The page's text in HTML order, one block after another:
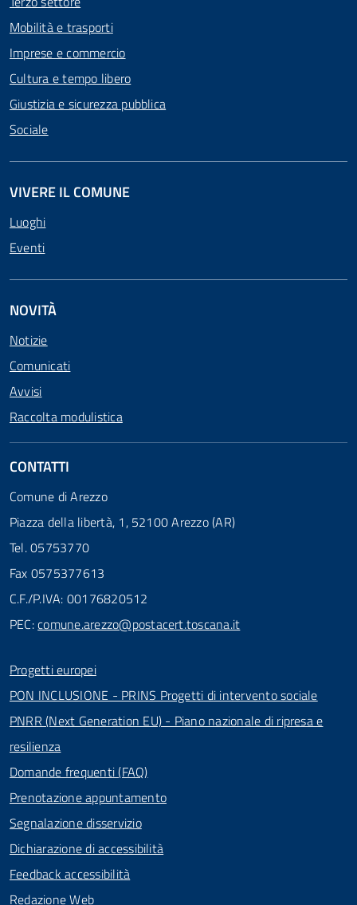
Mobilità e trasporti
Imprese e commercio
Cultura e tempo libero
Giustizia e sicurezza pubblica
Sociale
VIVERE IL COMUNE
Luoghi
Eventi
NOVITÀ
Notizie
Comunicati
Avvisi
Raccolta modulistica
CONTATTI
Comune di Arezzo
Piazza della libertà, 1, 52100 Arezzo (AR)
Tel. 05753770
Fax 0575377613
C.F./P.IVA: 00176820512
PEC:comune.arezzo@postacert.toscana.it
Progetti europei
PON INCLUSIONE - PRINS Progetti di intervento sociale
PNRR (Next Generation EU) - Piano nazionale di ripresa e
resilienza
Domande frequenti (FAQ)
Prenotazione appuntamento
Segnalazione disservizio
Dichiarazione di accessibilità
Feedback accessibilità
Redazione Web